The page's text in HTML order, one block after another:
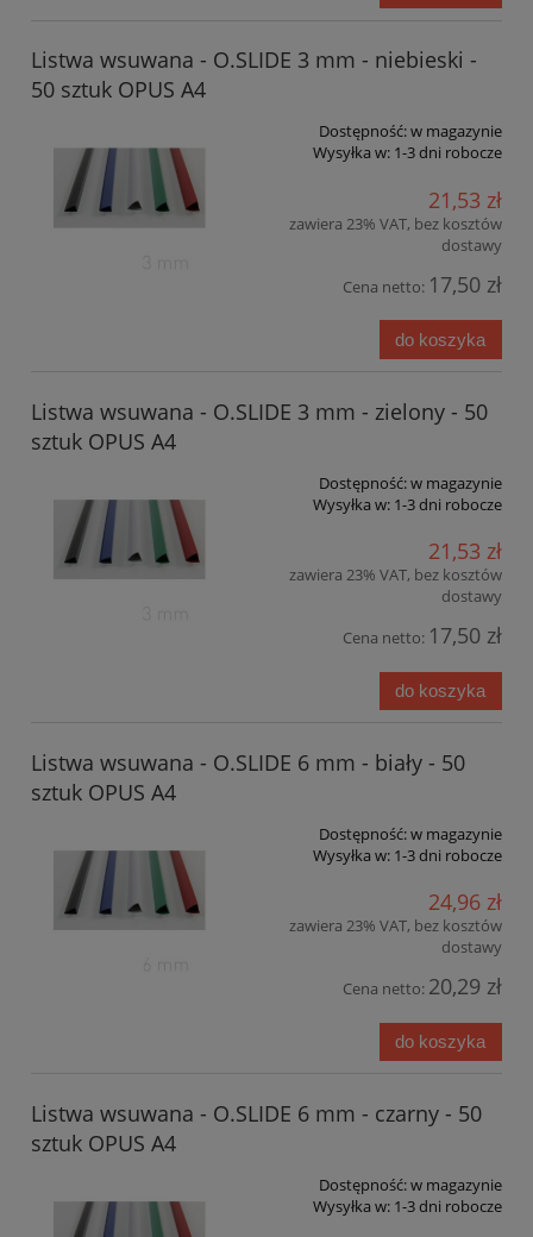
Listwa wsuwana - O.SLIDE 3 mm - niebieski -
50 sztuk OPUS A4
Dostępność:w magazynie
Wysyłka w: 1-3 dni robocze
21,53 zł
zawiera 23% VAT, bez kosztów
dostawy
Cena netto: 17,50 zł
do koszyka
Listwa wsuwana - O.SLIDE 3 mm - zielony - 50
sztuk OPUS A4
Dostępność:w magazynie
Wysyłka w: 1-3 dni robocze
21,53 zł
zawiera 23% VAT, bez kosztów
dostawy
Cena netto: 17,50 zł
do koszyka
Listwa wsuwana - O.SLIDE 6 mm - biały - 50
sztuk OPUS A4
Dostępność:w magazynie
Wysyłka w: 1-3 dni robocze
24,96 zł
zawiera 23% VAT, bez kosztów
dostawy
Cena netto: 20,29 zł
do koszyka
Listwa wsuwana - O.SLIDE 6 mm - czarny - 50
sztuk OPUS A4
Dostępność:w magazynie
Wysyłka w: 1-3 dni robocze